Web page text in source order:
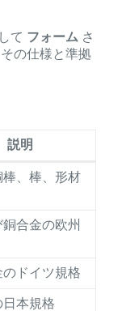
て フォーム さ
の仕様と準拠
説明
、棒、形材
合金の欧州
ドイツ規格
本規格